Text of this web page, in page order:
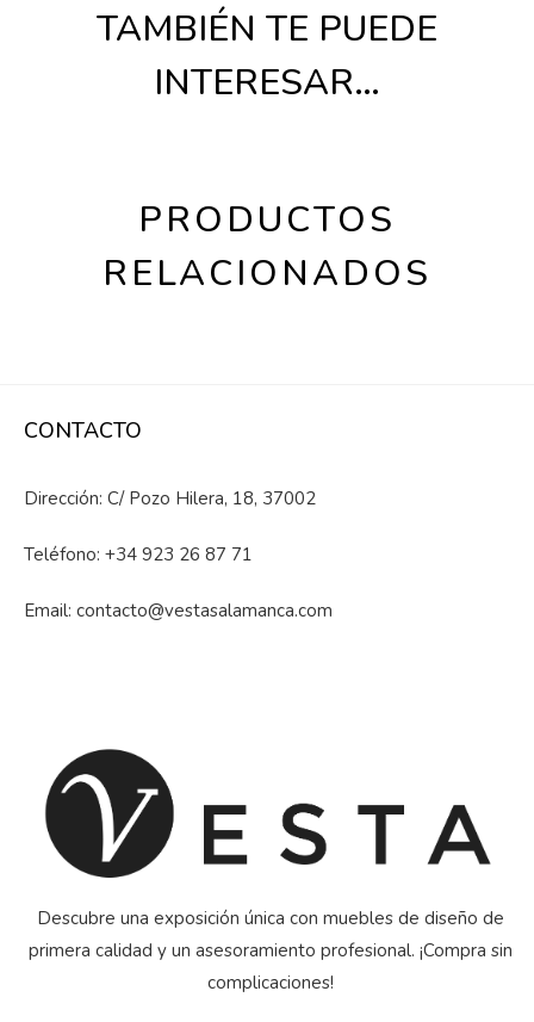
TAMBIÉN TE PUEDE
INTERESAR…
PRODUCTOS
RELACIONADOS
CONTACTO
Dirección: C/ Pozo Hilera, 18, 37002
Teléfono: +34 923 26 87 71
Email: contacto@vestasalamanca.com
Descubre una exposición única con muebles de diseño de
primera calidad y un asesoramiento profesional. ¡Compra sin
complicaciones!